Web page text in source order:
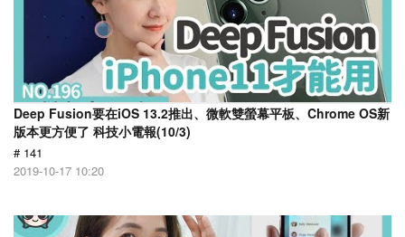
Deep Fusion要在iOS 13.2推出、微軟雙螢幕平板、Chrome OS新
版本更方便了 科技小電報(10/3)
# 141
2019-10-17 10:20